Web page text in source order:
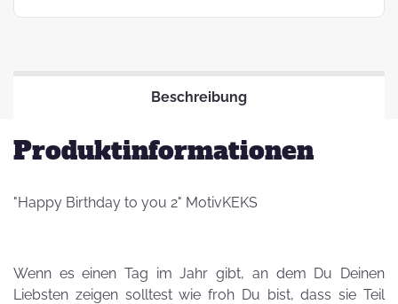
Beschreibung
Produktinformationen
"Happy Birthday to you 2" MotivKEKS
Wenn es einen Tag im Jahr gibt, an dem Du Deinen
Liebsten zeigen solltest wie froh Du bist, dass sie Teil